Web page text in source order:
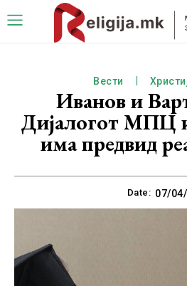
Вести
Иванов и
Дијалогот МПЦ
има предвид
Date: 07/